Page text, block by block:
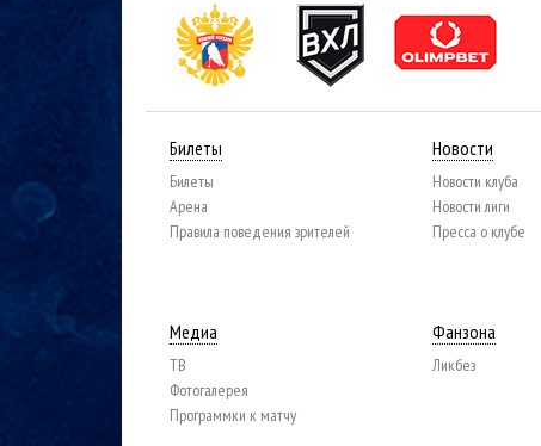
Билеты
Билеты
Арена
Правила поведения зрителей
Новости
Новости клуба
Новости лиги
Пресса о клубе
Медиа
ТВ
Фотогалерея
Программки к матчу
Фанзона
Ликбез